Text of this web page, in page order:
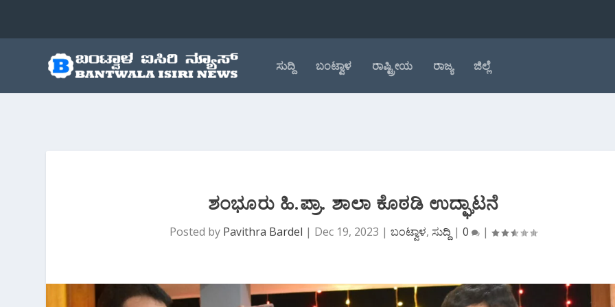
ಸುದ್ದಿ ಬಂಟ್ವಾಳ ರಾಷ್ಟ್ರೀಯ ರಾಜ್ಯ ಜಿಲ್ಲೆ
ಶಂಭೂರು ಹಿ.ಪ್ರಾ. ಶಾಲಾ ಕೊಠಡಿ ಉದ್ಘಾಟನೆ
Posted by Pavithra Bardel | Dec 19, 2023 |ಬಂಟ್ವಾಳ,ಸುದ್ದಿ |0 |